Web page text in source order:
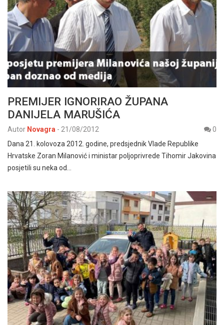
PREMIJER IGNORIRAO ŽUPANA
DANIJELA MARUŠIĆA
Autor Novagra - 21/08/2012
0
Dana 21. kolovoza 2012. godine, predsjednik Vlade Republike
Hrvatske Zoran Milanović i ministar poljoprivrede Tihomir Jakovina
posjetili su neka od…